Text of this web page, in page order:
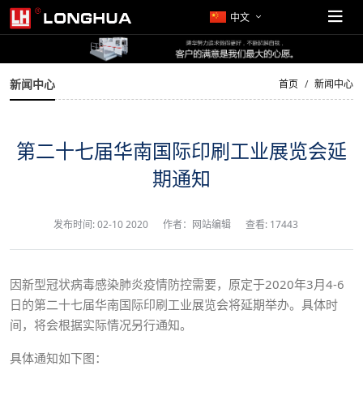
中文
新闻中心 首页 新闻中心
第二十七届华南国际印刷工业展览会延
期通知
发布时间:02-10 2020 作者：网站编辑 查看: 17443
因新型冠状病毒感染肺炎疫情防控需要，原定于2020年3月4-6
日的第二十七届华南国际印刷工业展览会将延期举办。具体时
间，将会根据实际情况另行通知。
具体通知如下图：